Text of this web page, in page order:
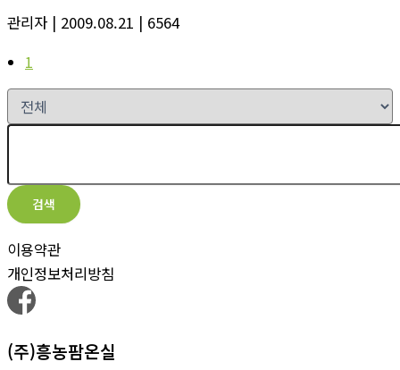
관리자 | 2009.08.21 | 6564
1
검색
이용약관
개인정보처리방침
(주)흥농팜온실